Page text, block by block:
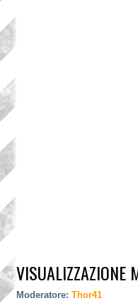
VISUALIZZAZIONE
Moderatore: Thor41